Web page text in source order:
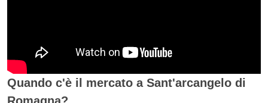
Quando c'è il mercato a Sant'arcangelo di